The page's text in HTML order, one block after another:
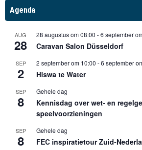
Agenda
AUG
28
28 augustus om 08:00 -6 september
Caravan Salon Düsseldorf
SEP
2
2 september om 10:00 -6 september
Hiswa te Water
SEP
8
Gehele dag
Kennisdag over wet- en
speelvoorzieningen
SEP
8
Gehele dag
FEC inspiratietour Zuid-